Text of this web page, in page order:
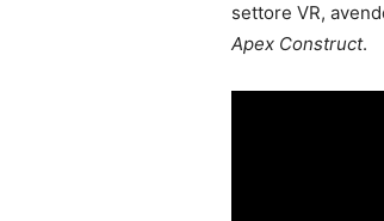
settore VR,
Apex Construct.